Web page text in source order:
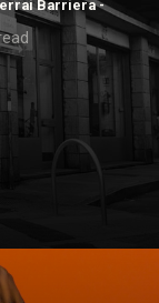
Barriera -